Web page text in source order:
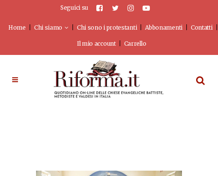
Seguici su
Home Chi siamo Chi sono i protestanti Abbonamenti Contatti
Il mio account Carrello